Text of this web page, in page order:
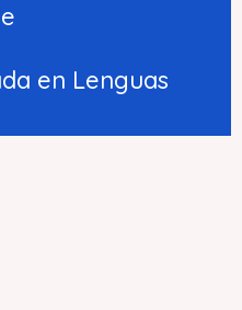
en Lenguas